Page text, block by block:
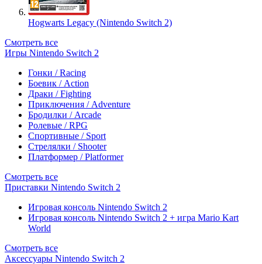
Hogwarts Legacy (Nintendo Switch 2)
Смотреть все
Игры Nintendo Switch 2
Гонки / Racing
Боевик / Action
Драки / Fighting
Приключения / Adventure
Бродилки / Arcade
Ролевые / RPG
Спортивные / Sport
Стрелялки / Shooter
Платформер / Platformer
Смотреть все
Приставки Nintendo Switch 2
Игровая консоль Nintendo Switch 2
Игровая консоль Nintendo Switch 2 + игра Mario Kart
World
Смотреть все
Аксессуары Nintendo Switch 2